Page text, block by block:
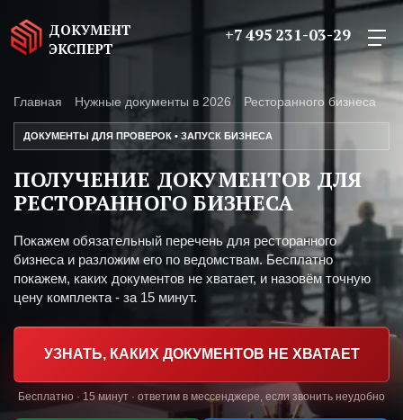
ДОКУМЕНТ
ЭКСПЕРТ
+7 495 231-03-29
Главная Нужные документы в 2026 Ресторанного бизнеса
ДОКУМЕНТЫ ДЛЯ ПРОВЕРОК • ЗАПУСК БИЗНЕСА
ПОЛУЧЕНИЕ ДОКУМЕНТОВ ДЛЯ
РЕСТОРАННОГО БИЗНЕСА
Покажем обязательный перечень для ресторанного
бизнеса и разложим его по ведомствам. Бесплатно
покажем, каких документов не хватает, и назовём точную
цену комплекта - за 15 минут.
УЗНАТЬ, КАКИХ ДОКУМЕНТОВ НЕ ХВАТАЕТ
Бесплатно · 15 минут · ответим в мессенджере, если звонить неудобно